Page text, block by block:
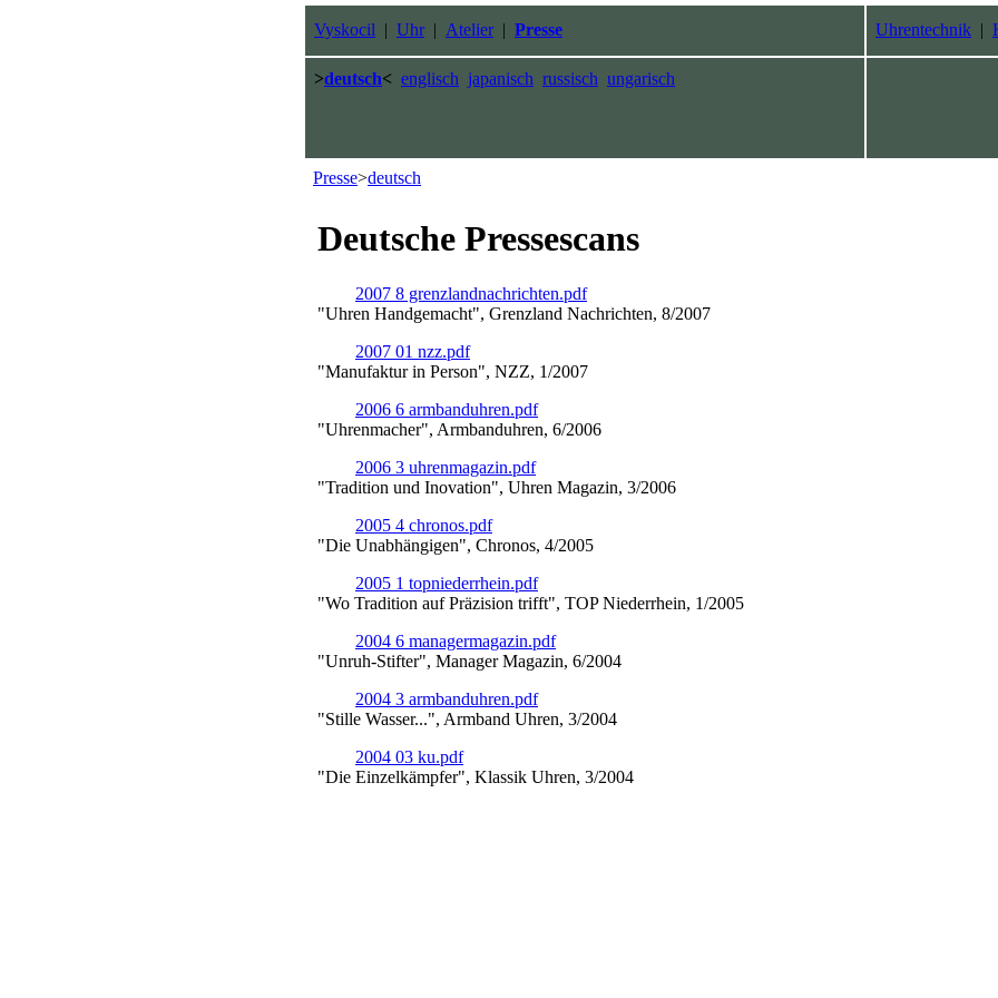
Vyskocil | Uhr| Atelier| Presse Uhrentechnik |
>deutsch< englisch japanisch russisch ungarisch
Presse>deutsch
Deutsche Pressescans
2007 8 grenzlandnachrichten.pdf
"Uhren Handgemacht", Grenzland Nachrichten, 8/2007
2007 01 nzz.pdf
"Manufaktur in Person", NZZ, 1/2007
2006 6 armbanduhren.pdf
"Uhrenmacher", Armbanduhren, 6/2006
2006 3 uhrenmagazin.pdf
"Tradition und Inovation", Uhren Magazin, 3/2006
2005 4 chronos.pdf
"Die Unabhängigen", Chronos, 4/2005
2005 1 topniederrhein.pdf
"Wo Tradition auf Präzision trifft", TOP Niederrhein, 1/2005
2004 6 managermagazin.pdf
"Unruh-Stifter", Manager Magazin, 6/2004
2004 3 armbanduhren.pdf
"Stille Wasser...", Armband Uhren, 3/2004
2004 03 ku.pdf
"Die Einzelkämpfer", Klassik Uhren, 3/2004